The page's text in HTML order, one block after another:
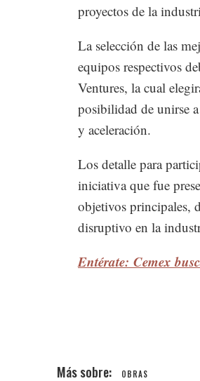
proyectos de la
La selección de las
equipos respectivos
Ventures, la cual
posibilidad de unirse
y aceleración.
Los detalle para
iniciativa que fue
objetivos principales,
disruptivo en la
Entérate: Cemex
OBRAS